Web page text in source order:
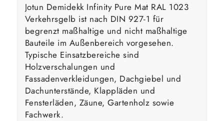
Jotun Demidekk Infinity Pure Mat RAL 1023
Verkehrsgelb ist nach DIN 927-1 für
begrenzt maßhaltige und nicht maßhaltige
Bauteile im Außenbereich vorgesehen.
Typische Einsatzbereiche sind
Holzverschalungen und
Fassadenverkleidungen, Dachgiebel und
Dachunterstände, Klappläden und
Fensterläden, Zäune, Gartenholz sowie
Fachwerk.